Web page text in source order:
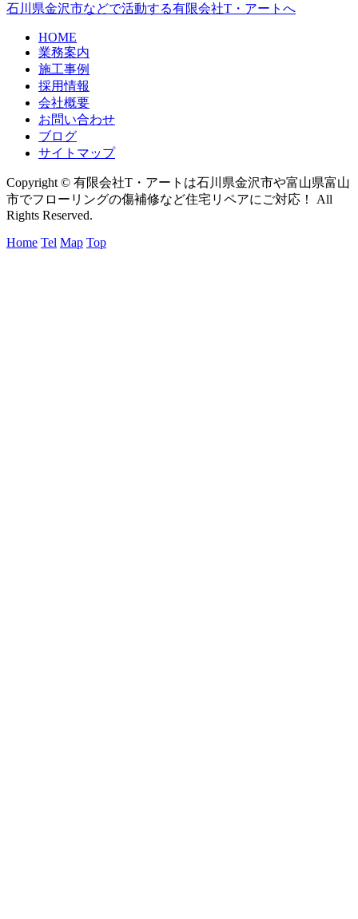
石川県金沢市などで活動する有限会社T・アートへ
HOME
業務案内
施工事例
採用情報
会社概要
お問い合わせ
ブログ
サイトマップ
Copyright © 有限会社T・アートは石川県金沢市や富山県富山
市でフローリングの傷補修など住宅リペアにご対応！ All
Rights Reserved.
Home Tel Map Top